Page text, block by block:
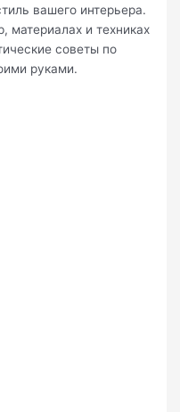
вашего интерьера.
материалах и техниках
советы по
руками.